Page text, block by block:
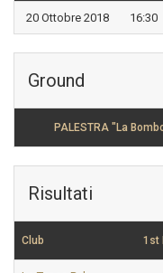
20 Ottobre 2018 16:30
Ground
PALESTRA "La
Risultati
Club 1st